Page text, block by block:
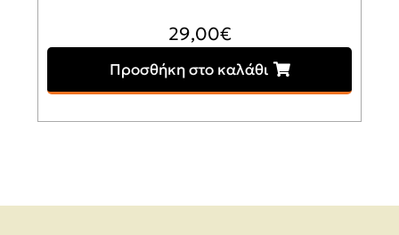
29,00€
Προσθήκη στο καλάθι